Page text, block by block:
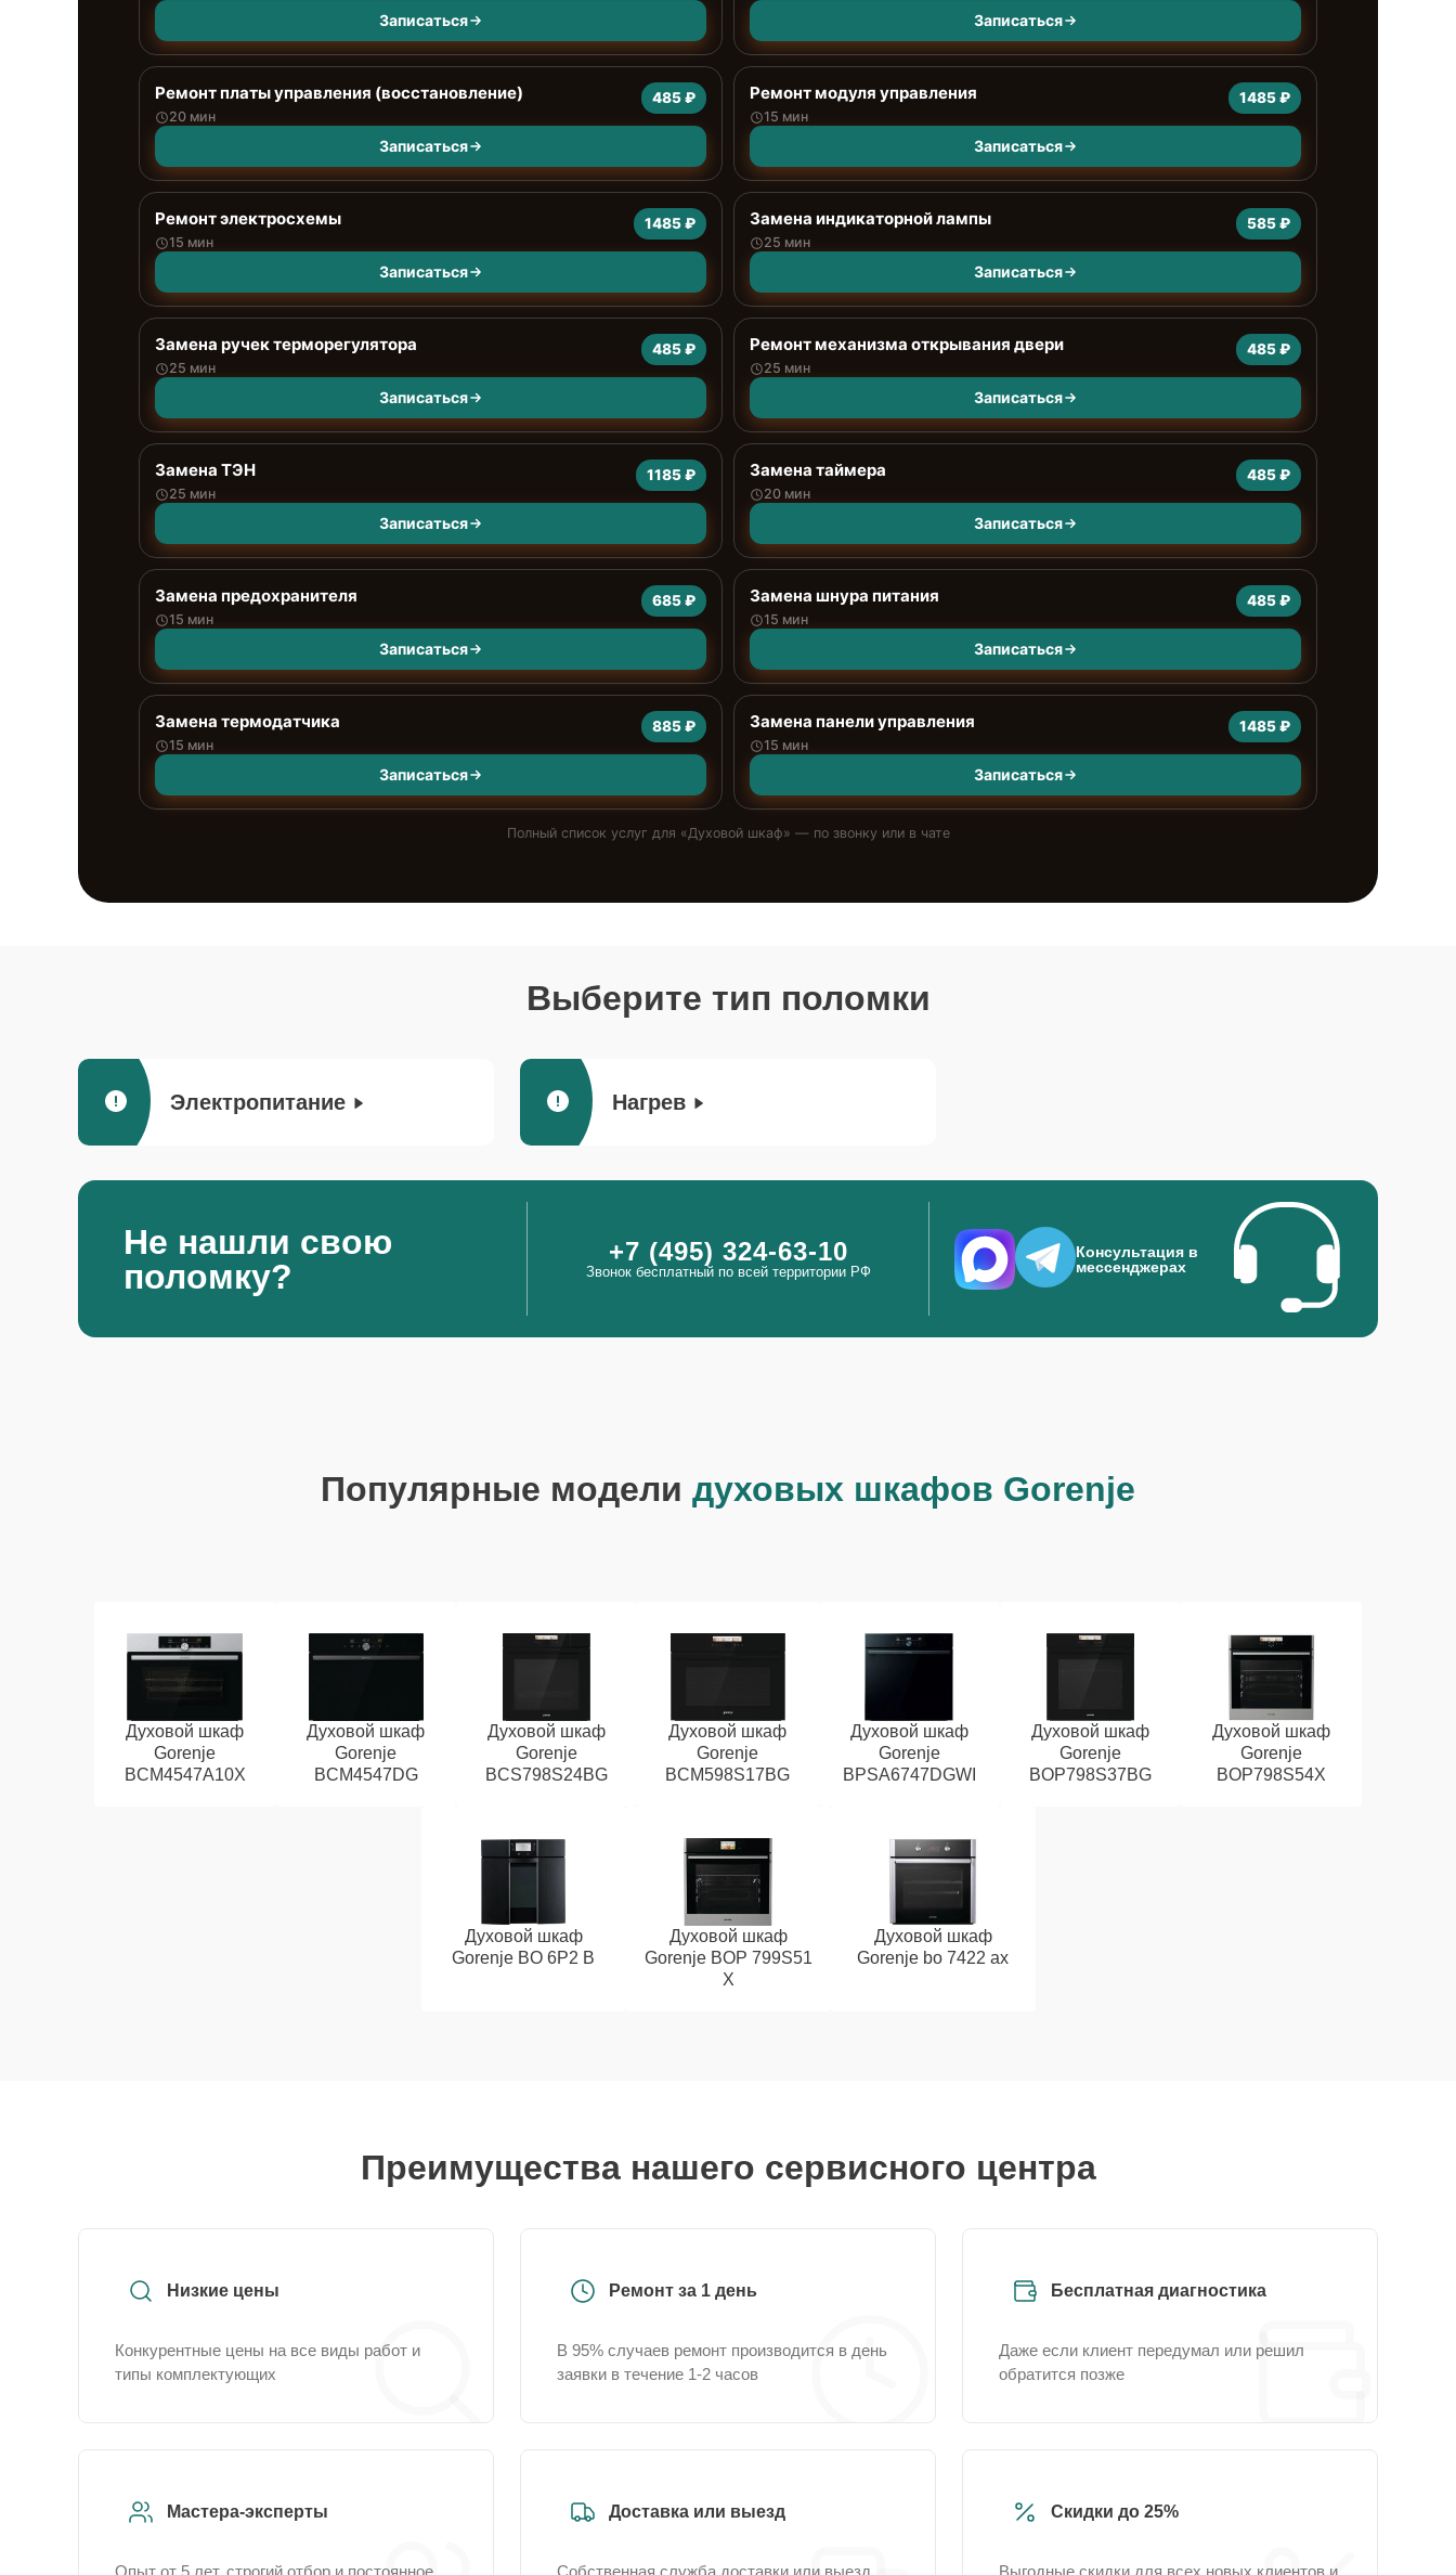
Записаться Записаться
Ремонт платы управления (восстановление)
20 мин
485 ₽
Записаться
Ремонт модуля управления
15 мин
1485 ₽
Записаться
Ремонт электросхемы
15 мин
1485 ₽
Записаться
Замена индикаторной лампы
25 мин
585 ₽
Записаться
Замена ручек терморегулятора
25 мин
485 ₽
Записаться
Ремонт механизма открывания двери
25 мин
485 ₽
Записаться
Замена ТЭН
25 мин
1185 ₽
Записаться
Замена таймера
20 мин
485 ₽
Записаться
Замена предохранителя
15 мин
685 ₽
Записаться
Замена шнура питания
15 мин
485 ₽
Записаться
Замена термодатчика
15 мин
885 ₽
Записаться
Замена панели управления
15 мин
1485 ₽
Записаться
Полный список услуг для «Духовой шкаф» — по звонку или в чате
Выберите тип поломки
Электропитание Нагрев
Не нашли свою
поломку?
+7 (495) 324-63-10
Звонок бесплатный по всей территории РФ
Консультация в
мессенджерах
Популярные модели духовых шкафов Gorenje
Духовой шкаф
Gorenje
BCM4547A10X
Духовой шкаф
Gorenje
BCM4547DG
Духовой шкаф
Gorenje
BCS798S24BG
Духовой шкаф
Gorenje
BCM598S17BG
Духовой шкаф
Gorenje
BPSA6747DGWI
Духовой шкаф
Gorenje
BOP798S37BG
Духовой шкаф
Gorenje
BOP798S54X
Духовой шкаф
Gorenje BO 6P2 B
Духовой шкаф
Gorenje BOP 799S51
X
Духовой шкаф
Gorenje bo 7422 ax
Преимущества нашего сервисного центра
Низкие цены
Конкурентные цены на все виды работ и
типы комплектующих
Ремонт за 1 день
В 95% случаев ремонт производится в день
заявки в течение 1-2 часов
Бесплатная диагностика
Даже если клиент передумал или решил
обратится позже
Мастера-эксперты
Опыт от 5 лет, строгий отбор и постоянное
Доставка или выезд
Собственная служба доставки или выезд
Скидки до 25%
Выгодные скидки для всех новых клиентов и